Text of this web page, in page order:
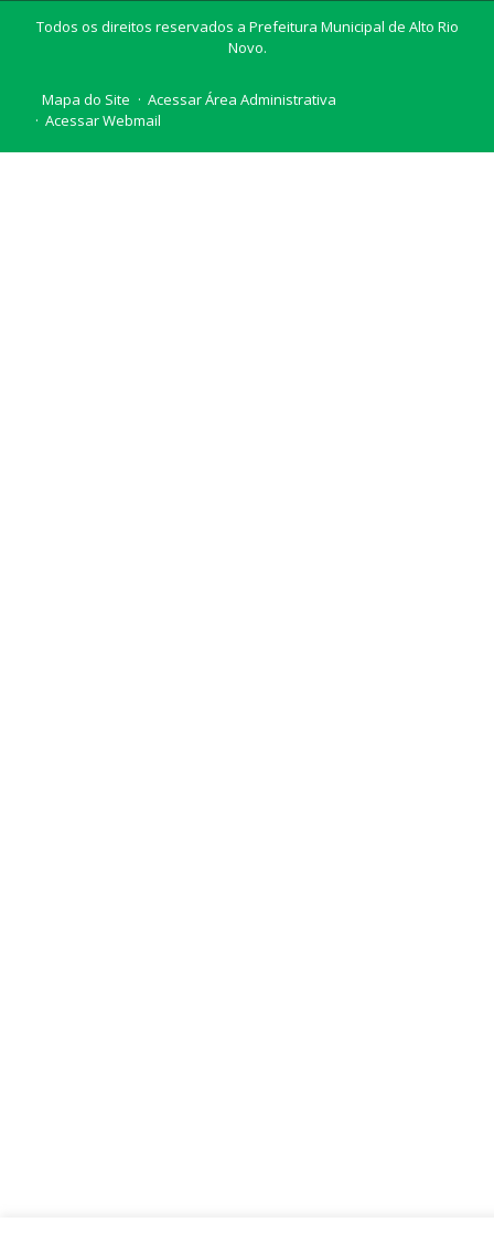
Todos os direitos reservados a Prefeitura Municipal de Alto Rio
Novo.
Mapa do Site
Acessar Área Administrativa
Acessar Webmail